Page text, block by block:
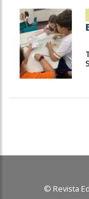
© Revista